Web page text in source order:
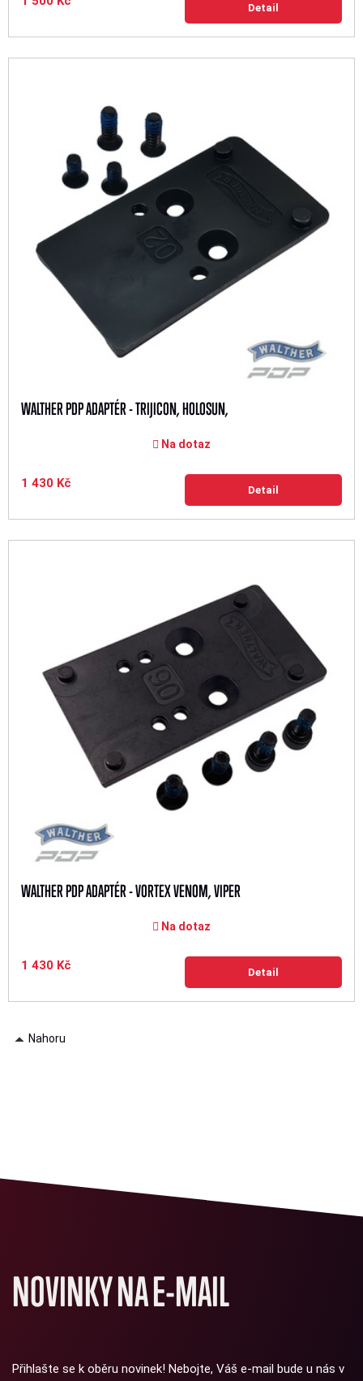
Detail
WALTHER PDP ADAPTÉR - TRIJICON, HOLOSUN,
Na dotaz
1 430 Kč Detail
WALTHER PDP ADAPTÉR - VORTEX VENOM, VIPER
Na dotaz
1 430 Kč Detail
Nahoru
NOVINKY NA E-MAIL
Přihlašte se k oběru novinek! Nebojte, Váš e-mail bude u nás v